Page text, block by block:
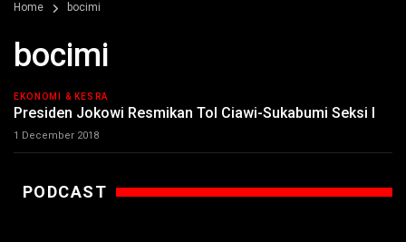
Home bocimi
bocimi
EKONOMI & KESRA
Presiden Jokowi Resmikan Tol Ciawi-Sukabumi Seksi I
1 December 2018
PODCAST